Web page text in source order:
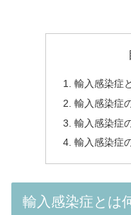
輸入感染症
輸入感染症
輸入感染症
輸入感染症
輸入感染症とは